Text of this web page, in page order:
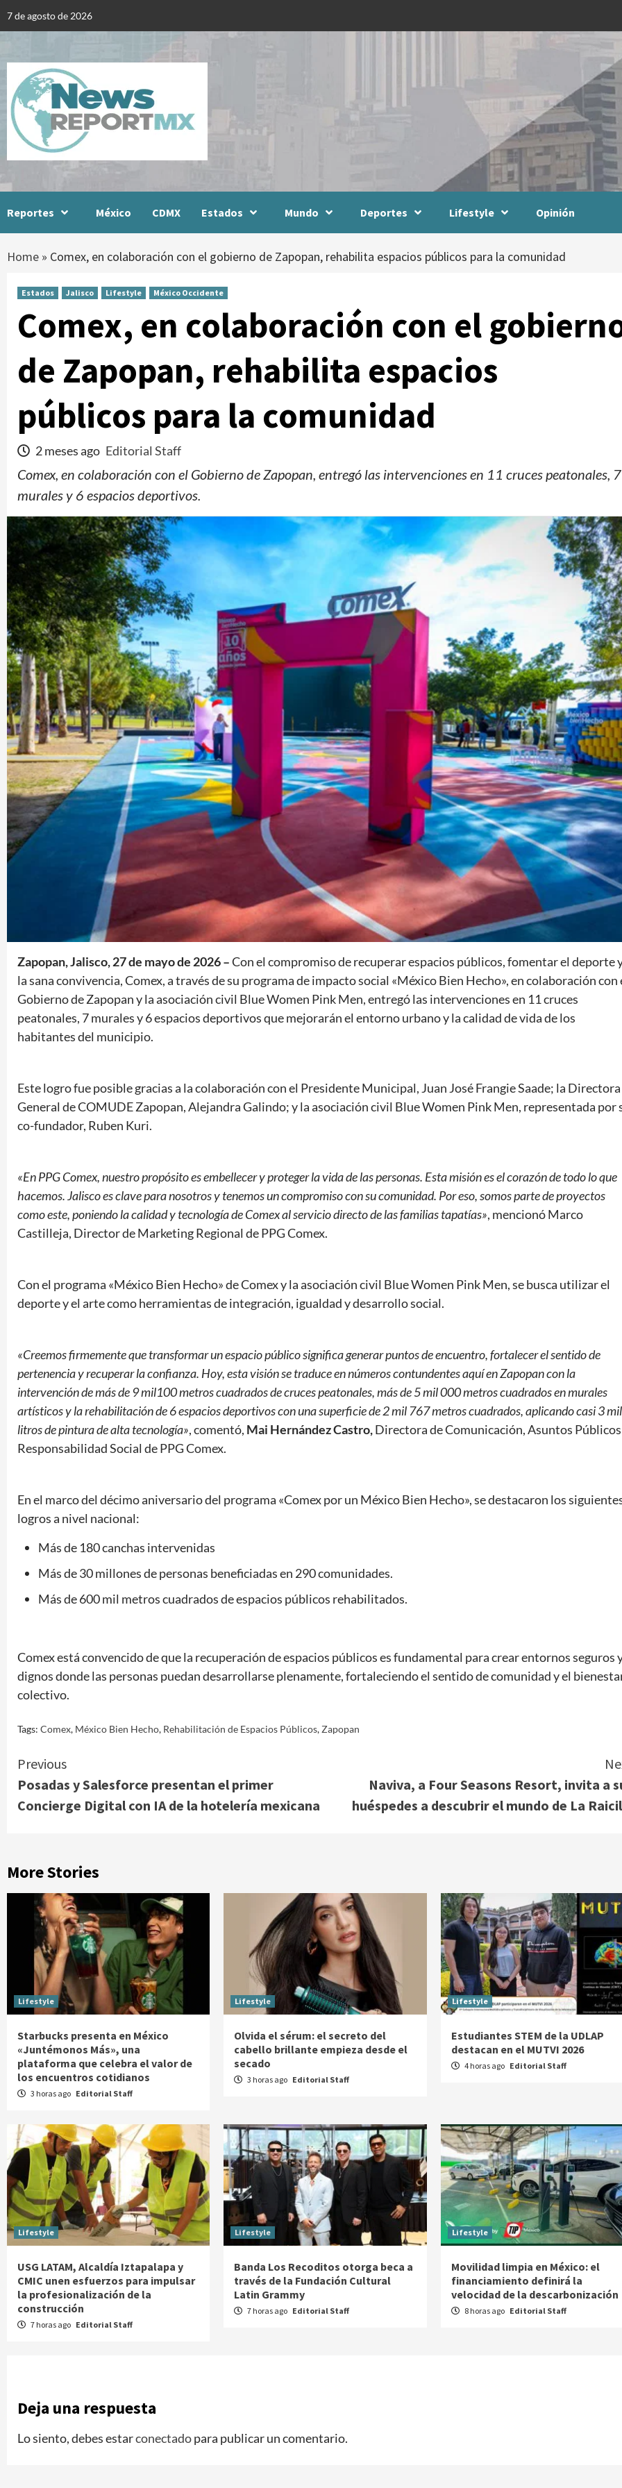
7 de agosto de 2026
Reportes México CDMX Estados Mundo Deportes Lifestyle Opinión
Home » Comex, en colaboración con el gobierno de Zapopan, rehabilita espacios públicos para la comunidad
Estados Jalisco Lifestyle México Occidente
Comex, en colaboración con el
de Zapopan, rehabilita espacios
públicos para la comunidad
2 meses ago Editorial Staff
Comex, en colaboración con el Gobierno de Zapopan, entregó las intervenciones en 11 cruces peatonales, 7
murales y 6 espacios deportivos.
Zapopan, Jalisco, 27 de mayo de 2026 –Con el compromiso de recuperar espacios públicos, fomentar el deporte
la sana convivencia, Comex, a través de su programa de impacto social «México Bien Hecho», en colaboración con
Gobierno de Zapopan y la asociación civil Blue Women Pink Men, entregó las intervenciones en 11 cruces
peatonales, 7 murales y 6 espacios deportivos que mejorarán el entorno urbano y la calidad de vida de los
habitantes del municipio.
Este logro fue posible gracias a la colaboración con el Presidente Municipal, Juan José Frangie Saade; la Directora
General de COMUDE Zapopan, Alejandra Galindo; y la asociación civil Blue Women Pink Men, representada por
co-fundador, Ruben Kuri.
«En PPG Comex, nuestro propósito es embellecer y proteger la vida de las personas. Esta misión es el corazón de todo lo que
hacemos. Jalisco es clave para nosotros y tenemos un compromiso con su comunidad. Por eso, somos parte de proyectos
como este, poniendo la calidad y tecnología de Comex al servicio directo de las familias tapatías», mencionó Marco
Castilleja, Director de Marketing Regional de PPG Comex.
Con el programa «México Bien Hecho» de Comex y la asociación civil Blue Women Pink Men, se busca utilizar el
deporte y el arte como herramientas de integración, igualdad y desarrollo social.
«Creemos firmemente que transformar un espacio público significa generar puntos de encuentro, fortalecer el sentido de
pertenencia y recuperar la confianza. Hoy, esta visión se traduce en números contundentes aquí en Zapopan con la
intervención de más de 9 mil100 metros cuadrados de cruces peatonales, más de 5 mil 000 metros cuadrados en murales
artísticos y la rehabilitación de 6 espacios deportivos con una superficie de 2 mil 767 metros cuadrados, aplicando casi 3 mil
litros de pintura de alta tecnología», comentó, Mai Hernández Castro,Directora de Comunicación, Asuntos
Responsabilidad Social de PPG Comex.
En el marco del décimo aniversario del programa «Comex por un México Bien Hecho», se destacaron los
logros a nivel nacional:
Más de 180 canchas intervenidas
Más de 30 millones de personas beneficiadas en 290 comunidades.
Más de 600 mil metros cuadrados de espacios públicos rehabilitados.
Comex está convencido de que la recuperación de espacios públicos es fundamental para crear entornos seguros
dignos donde las personas puedan desarrollarse plenamente, fortaleciendo el sentido de comunidad y el
colectivo.
Tags: Comex, México Bien Hecho, Rehabilitación de Espacios Públicos, Zapopan
Continue
Reading
Previous
Posadas y Salesforce presentan el primer
Concierge Digital con IA de la hotelería mexicana
Naviva, a Four Seasons Resort, invita a
huéspedes a descubrir el mundo de La
More Stories
Lifestyle
Starbucks presenta en México
«Juntémonos Más», una
plataforma que celebra el valor de
los encuentros cotidianos
3 horas ago Editorial Staff
Lifestyle
Olvida el sérum: el secreto del
cabello brillante empieza desde el
secado
3 horas ago Editorial Staff
Lifestyle
Estudiantes STEM de la UDLAP
destacan en el MUTVI 2026
4 horas ago Editorial Staff
Lifestyle
USG LATAM, Alcaldía Iztapalapa y
CMIC unen esfuerzos para impulsar
la profesionalización de la
construcción
7 horas ago Editorial Staff
Lifestyle
Banda Los Recoditos otorga beca a
través de la Fundación Cultural
Latin Grammy
7 horas ago Editorial Staff
Lifestyle
Movilidad limpia en México: el
financiamiento definirá la
velocidad de la descarbonización
8 horas ago Editorial Staff
Deja una respuesta
Lo siento, debes estarconectadopara publicar un comentario.
Manifestaciones Reportes
Manifestaciones hoy en CDMX 5 de agosto del
2026
2 días ago